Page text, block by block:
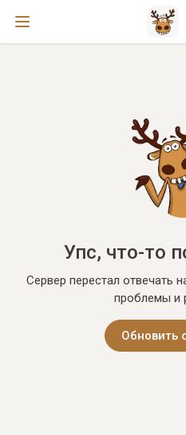
Упс, что-то
Сервер перестал отвечать
проблемы и
Обновить